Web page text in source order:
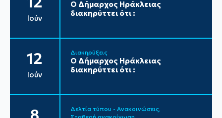
Ιούν
Ο Δήμαρχος Ηράκλειας
διακηρύττει ότι :
12
Ιούν
Διακηρύξεις
Ο Δήμαρχος Ηράκλειας
διακηρύττει ότι :
Δελτία τύπου - Ανακοινώσεις